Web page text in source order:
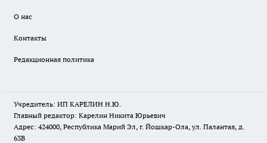
О нас
Контакты
Редакционная политика
Учредитель: ИП КАРЕЛИН Н.Ю.
Главный редактор: Карелин Никита Юрьевич
Адрес: 424000, Республика Марий Эл, г. Йошкар-Ола, ул. Палантая, д.
63В